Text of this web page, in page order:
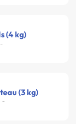
(4 kg)
(3 kg)
-